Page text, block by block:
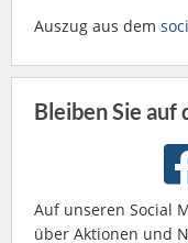
Auszug aus dem
Bleiben Sie auf
Auf unseren Social
über Aktionen und